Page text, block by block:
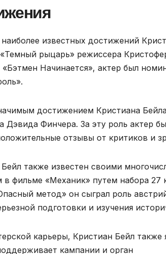
известных достижений
рыцарь» режиссера
«Бэтмен Начинается», актер был
достижением Кристиана
Дэвида Финчера. За эту роль актер
отзывы от критиков и
также известен своими
в фильме «Механик» путем набора 27
метод» он сыграл роль
подготовки и изучения
карьеры, Кристиан Бейл
кампании и орган